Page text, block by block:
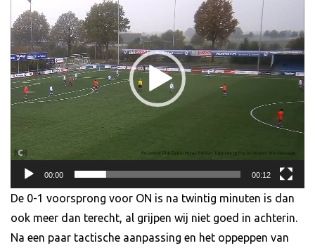
00:00 00:12
De 0-1 voorsprong voor ON is na twintig minuten is dan
ook meer dan terecht, al grijpen wij niet goed in achterin.
Na een paar tactische aanpassing en het oppeppen van